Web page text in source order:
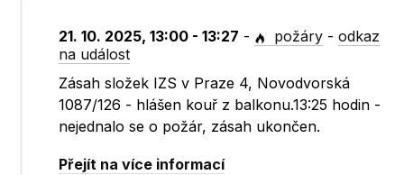
21. 10. 2025, 13:00 - 13:27 - požáry -odkaz
na událost
Zásah složek IZS v Praze 4, Novodvorská
1087/126 - hlášen kouř z balkonu.13:25 hodin -
nejednalo se o požár, zásah ukončen.
Přejít na více informací